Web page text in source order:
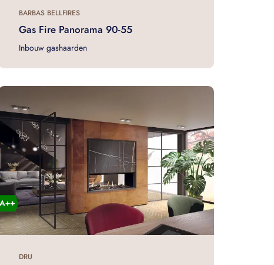
BARBAS BELLFIRES
Gas Fire Panorama 90-55
Inbouw gashaarden
DRU